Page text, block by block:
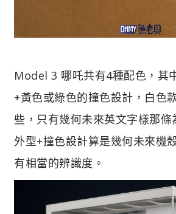
Model 3 哪吒共有4種配色，其
+黃色或綠色的撞色設計，白色
些，只有幾何未來英文字樣那條
外型+撞色設計算是幾何未來機
有相當的辨識度。